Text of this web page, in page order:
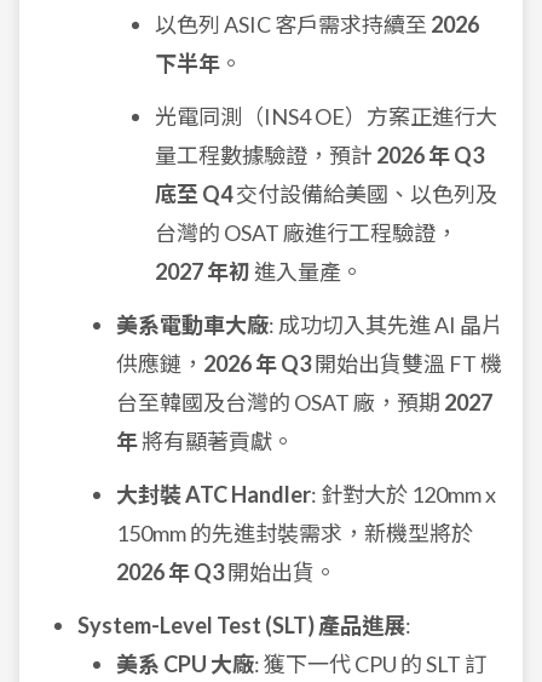
以色列 ASIC 客戶需求持續至 2026
下半年 。
光電同測（INS4 OE）方案正進行大
量工程數據驗證，預計 2026 年 Q3
底至 Q4交付設備給美國、以色列及
台灣的 OSAT 廠進行工程驗證，
2027 年初 進入量產。
美系電動車大廠: 成功切入其先進 AI 晶片
供應鏈， 2026 年 Q3開始出貨雙溫 FT 機
台至韓國及台灣的 OSAT 廠，預期 2027
年將有顯著貢獻。
大封裝 ATC Handler: 針對大於 120mm x
150mm 的先進封裝需求，新機型將於
2026 年 Q3開始出貨。
System-Level Test (SLT) 產品進展:
美系 CPU 大廠: 獲下一代 CPU 的 SLT 訂